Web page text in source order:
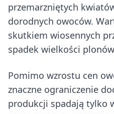
przemarzniętych
dorodnych owoców.
skutkiem wiosennych
spadek wielkości
Pomimo wzrostu cen
znaczne ograniczenie
produkcji spadają tylko